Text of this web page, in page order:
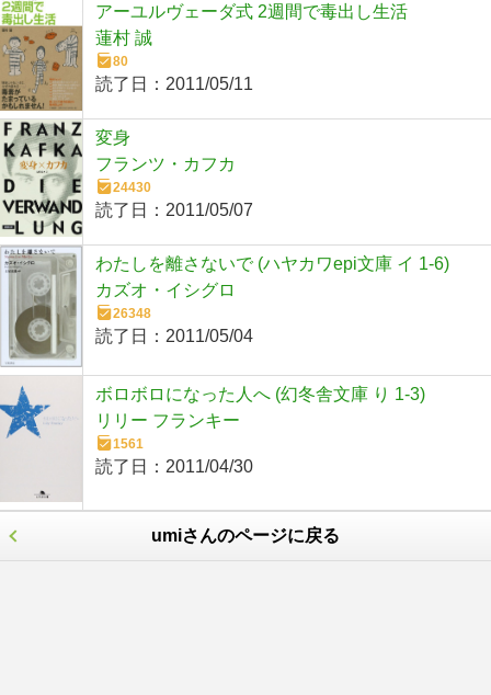
アーユルヴェーダ式 2週間で毒出し生活
蓮村 誠
80
読了日： 2011/05/11
変身
フランツ・カフカ
24430
読了日： 2011/05/07
わたしを離さないで (ハヤカワepi文庫 イ 1-6)
カズオ・イシグロ
26348
読了日： 2011/05/04
ボロボロになった人へ (幻冬舎文庫 り 1-3)
リリー フランキー
1561
読了日： 2011/04/30
umiさんのページに戻る